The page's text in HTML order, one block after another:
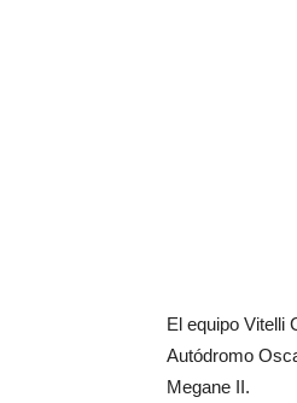
El equipo Vitelli
Autódromo
Megane II.